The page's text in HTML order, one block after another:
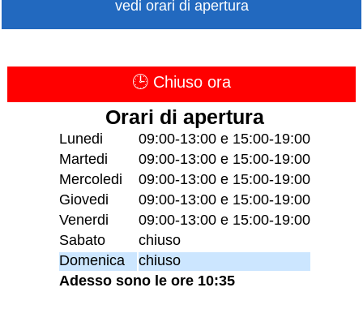
vedi orari di apertura
🕒 Chiuso ora
Orari di apertura
Lunedi
09:00-13:00 e 15:00-19:00
Martedi
09:00-13:00 e 15:00-19:00
Mercoledi
09:00-13:00 e 15:00-19:00
Giovedi
09:00-13:00 e 15:00-19:00
Venerdi
09:00-13:00 e 15:00-19:00
Sabato
chiuso
Domenica
chiuso
Adesso sono le ore 10:35